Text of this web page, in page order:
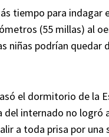
tiempo para indagar
(55 millas) al
niñas podrían
el dormitorio de la
del internado no logró
a toda prisa por